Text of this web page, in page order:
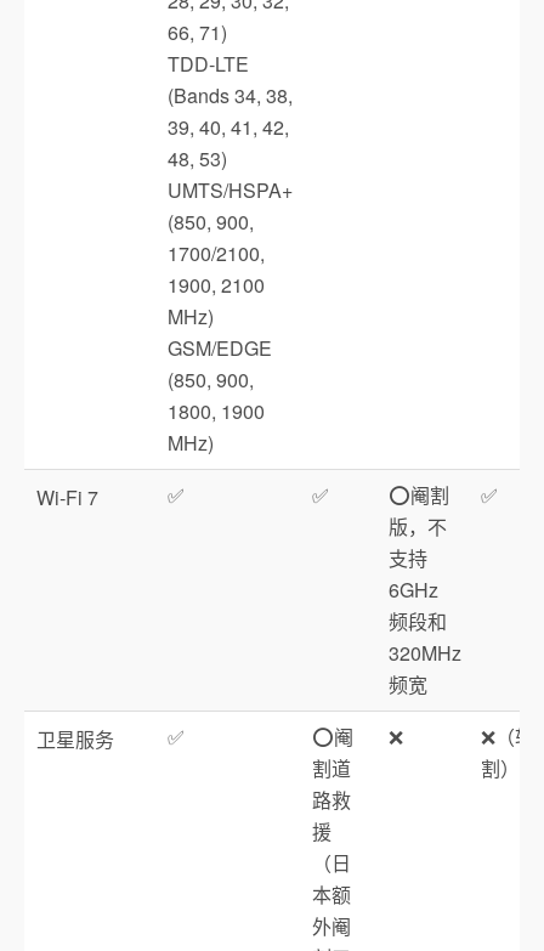
66, 71)
TDD‑LTE
(Bands 34, 38,
39, 40, 41, 42,
48, 53)
UMTS/HSPA+
(850, 900,
1700/2100,
1900, 2100
MHz)
GSM/EDGE
(850, 900,
1800, 1900
MHz)
Wi‑Fi 7
✅ ✅
⭕️阉割
版，不
支持
6GHz
频段和
320MHz
频宽
✅
卫星服务 ✅
⭕️阉
割道
路救
援
（日
本额
外阉
❌
❌（软
割）